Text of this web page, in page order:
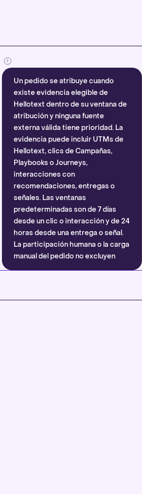
Un pedido se atribuye cuando
existe evidencia elegible de
Hellotext dentro de su ventana de
atribución y ninguna fuente
externa válida tiene prioridad. La
evidencia puede incluir UTMs de
Hellotext, clics de Campañas,
Playbooks o Journeys,
interacciones con
recomendaciones, entregas o
señales. Las ventanas
predeterminadas son de 7 días
desde un clic o interacción y de 24
horas desde una entrega o señal.
La participación humana o la carga
manual del pedido no excluyen
automáticamente la atribución.